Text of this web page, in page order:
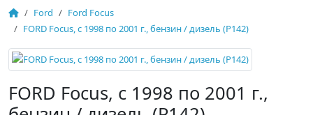
Ford
Ford Focus
FORD Focus, с 1998 по 2001 г., бензин / дизель (P142)
FORD Focus, с 1998 по 2001 г.,